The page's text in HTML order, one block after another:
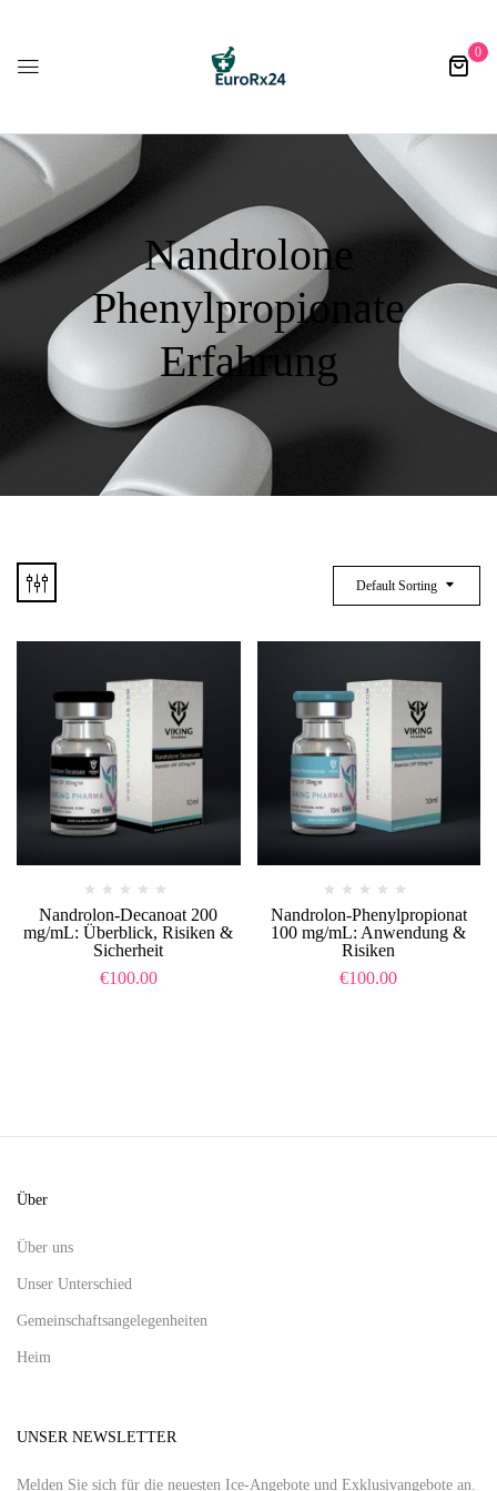
0
Nandrolone
Phenylpropionate
Erfahrung
Default Sorting
Nandrolon-Decanoat 200
mg/mL: Überblick, Risiken &
Sicherheit
€100.00
Nandrolon-Phenylpropionat
100 mg/mL: Anwendung &
Risiken
€100.00
Über
Über uns
Unser Unterschied
Gemeinschaftsangelegenheiten
Heim
UNSER NEWSLETTER
Melden Sie sich für die neuesten Ice-Angebote und Exklusivangebote an.